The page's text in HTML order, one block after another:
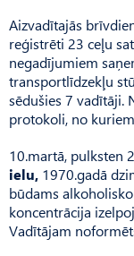
Aizvadītajās
reģistrēti 23 ceļu
negadījumiem
transportlīdzekļu
sēdušies 7 vadītāji.
protokoli, no
10.martā, pulksten
ielu, 1970.gadā
būdams
koncentrācija
Vadītājam